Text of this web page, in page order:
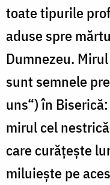
toate tipurile
aduse spre
Dumnezeu.
sunt semnele
uns“) în
mirul cel
care curăţeşte
miluieşte pe